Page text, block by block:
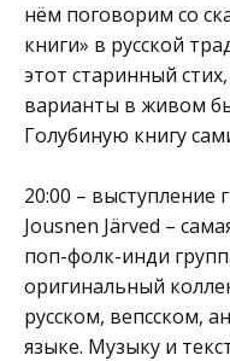
нём поговорим со
книги» в русской
этот старинный
варианты в живом
Голубиную книгу
20:00 – выступление
Jousnen Järved –
поп-фолк-инди
оригинальный
русском, вепсском,
языке. Музыку и